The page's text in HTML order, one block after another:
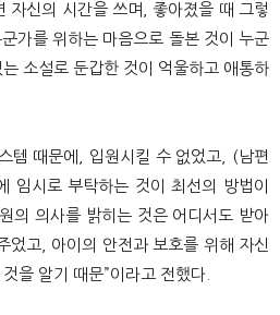
자신의 시간을 쓰며, 좋아졌을 때 그렇
가를 위하는 마음으로 돌본 것이 누군
소설로 둔갑한 것이 억울하고 애통하
템 때문에, 입원시킬 수 없었고, (남편
임시로 부탁하는 것이 최선의 방법이
의 의사를 밝히는 것은 어디서도 받아
었고, 아이의 안전과 보호를 위해 자신
을 알기 때문”이라고 전했다.